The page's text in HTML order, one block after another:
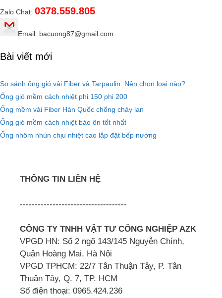
Zalo Chat: 0378.559.805
Email: bacuong87@gmail.com
Bài viết mới
So sánh ống gió vải Fiber và Tarpaulin: Nên chọn loại nào?
Ống gió mềm cách nhiệt phi 150 phi 200
Ống mềm vải Fiber Hàn Quốc chống cháy lan
Ống gió mềm cách nhiệt bảo ôn tốt nhất
Ống nhôm nhún chịu nhiệt cao lắp đặt bếp nướng
THÔNG TIN LIÊN HỆ
------------------------------------
CÔNG TY TNHH VẬT TƯ CÔNG NGHIỆP AZK
VPGD HN: Số 2 ngõ 143/145 Nguyễn Chính,
Quận Hoàng Mai, Hà Nội
VPGD TPHCM: 22/7 Tân Thuận Tây, P. Tân
Thuận Tây, Q. 7, TP. HCM
Số điện thoại: 0965.424.236